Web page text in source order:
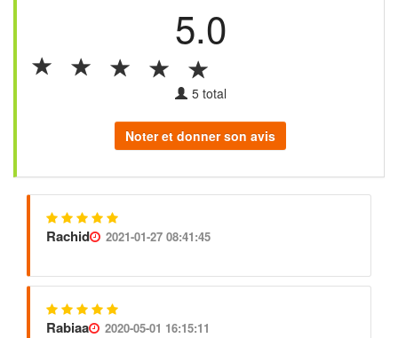
5.0
5total
Noter et donner son avis
Rachid 2021-01-27 08:41:45
Rabiaa 2020-05-01 16:15:11